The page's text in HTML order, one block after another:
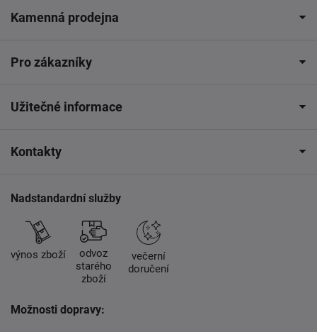
Kamenná prodejna
Pro zákazníky
Užitečné informace
Kontakty
Nadstandardní služby
výnos zboží
odvoz
starého
zboží
večerní
doručení
Možnosti dopravy: